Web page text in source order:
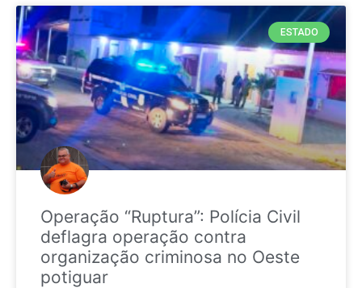
ESTADO
Operação “Ruptura”: Polícia Civil
deflagra operação contra
organização criminosa no Oeste
potiguar